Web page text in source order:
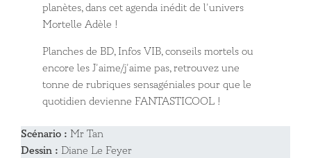
planètes, dans cet agenda inédit de l’univers
Mortelle Adèle !
Planches de BD, Infos VIB, conseils mortels ou
encore les J’aime/j’aime pas, retrouvez une
tonne de rubriques sensagéniales pour que le
quotidien devienne FANTASTICOOL !
Scénario : Mr Tan
Dessin : Diane Le Feyer